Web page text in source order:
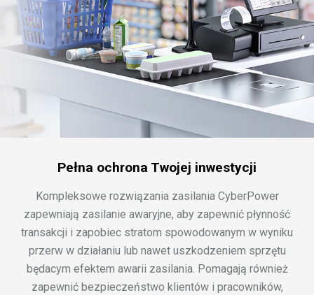
Pełna ochrona Twojej inwestycji
Kompleksowe rozwiązania zasilania CyberPower
zapewniają zasilanie awaryjne, aby zapewnić płynność
transakcji i zapobiec stratom spowodowanym w wyniku
przerw w działaniu lub nawet uszkodzeniem sprzętu
będacym efektem awarii zasilania. Pomagają również
zapewnić bezpieczeństwo klientów i pracowników,